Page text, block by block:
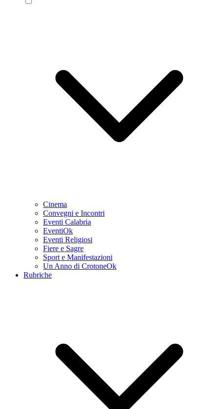
Cinema
Convegni e Incontri
Eventi Calabria
EventiOk
Eventi Religiosi
Fiere e Sagre
Sport e Manifestazioni
Un Anno di CrotoneOk
Rubriche